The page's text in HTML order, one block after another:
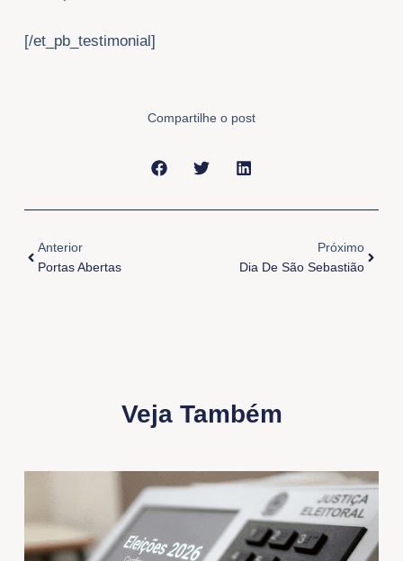
[/et_pb_testimonial]
Compartilhe o post
Anterior
Portas Abertas
Próximo
Dia De São Sebastião
Veja Também